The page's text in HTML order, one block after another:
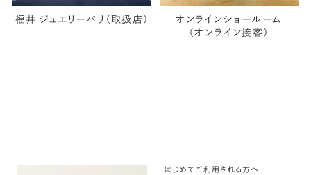
福井 ジュエリーパリ（取扱店）
オンラインショールーム
（オンライン接客）
はじめてご利用される方へ